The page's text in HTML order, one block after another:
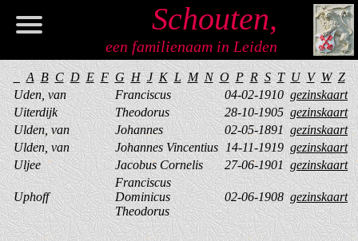
Welkom
Informatie
Genealogie
Register
Artikelen
Schouten,
een familienaam in Leiden
_ A B C D E F G H J K L M N O P R S T U V W Z
Uden, van
Franciscus 04-02-1910 gezinskaart
Uiterdijk
Theodorus 28-10-1905 gezinskaart
Ulden, van
Johannes 02-05-1891 gezinskaart
Ulden, van
Johannes Vincentius 14-11-1919 gezinskaart
Uljee
Jacobus Cornelis 27-06-1901 gezinskaart
Uphoff
Franciscus
Dominicus
Theodorus
02-06-1908 gezinskaart